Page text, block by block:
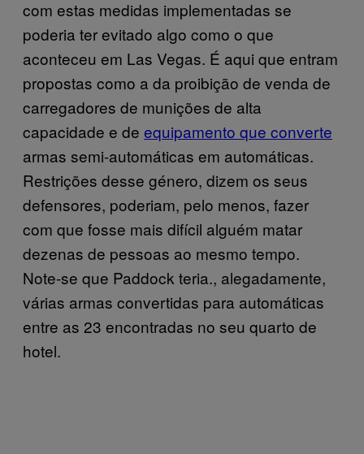
com estas medidas implementadas se
poderia ter evitado algo como o que
aconteceu em Las Vegas. É aqui que entram
propostas como a da proibição de venda de
carregadores de munições de alta
capacidade e de equipamento que converte
armas semi-automáticas em automáticas.
Restrições desse género, dizem os seus
defensores, poderiam, pelo menos, fazer
com que fosse mais difícil alguém matar
dezenas de pessoas ao mesmo tempo.
Note-se que Paddock teria., alegadamente,
várias armas convertidas para automáticas
entre as 23 encontradas no seu quarto de
hotel.